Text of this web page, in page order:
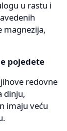
u rastu i
magnezija,
pojedete
redovne
dinju,
imaju veću